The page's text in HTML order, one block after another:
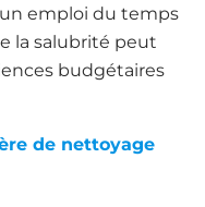
emploi du temps
la salubrité peut
budgétaires
de nettoyage